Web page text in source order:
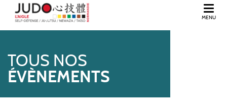
MENU
TOUS NOS
ÉVÈNEMENTS